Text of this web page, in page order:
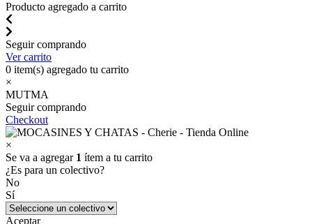
Producto agregado a carrito
Seguir comprando
Ver carrito
0 item(s) agregado tu carrito
×
MUTMA
Seguir comprando
Checkout
×
Se va a agregar 1 ítem a tu carrito
¿Es para un colectivo?
No
Sí
Aceptar